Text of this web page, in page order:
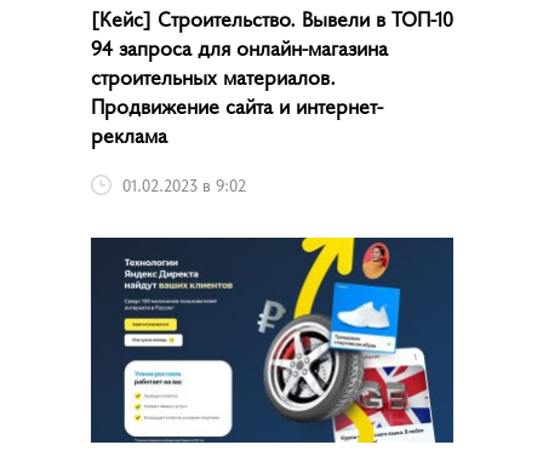
[Кейс] Строительство. Вывели в ТОП-10
94 запроса для онлайн-магазина
строительных материалов.
Продвижение сайта и интернет-
реклама
01.02.2023 в 9:02